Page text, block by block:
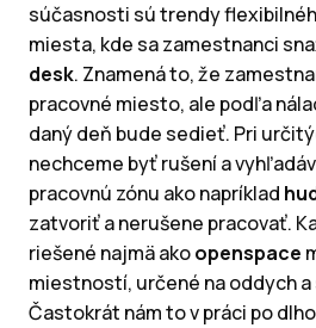
súčasnosti sú trendy
miesta, kde sa zamestnanci
desk. Znamená to, že
pracovné miesto, ale podľa
daný deň bude sedieť. Pri
nechceme byť rušení a
pracovnú zónu ako napríklad
zatvoriť a nerušene pracovať.
riešené najmä akoopenspace
miestností, určené na oddych a
Častokrát nám to v práci po